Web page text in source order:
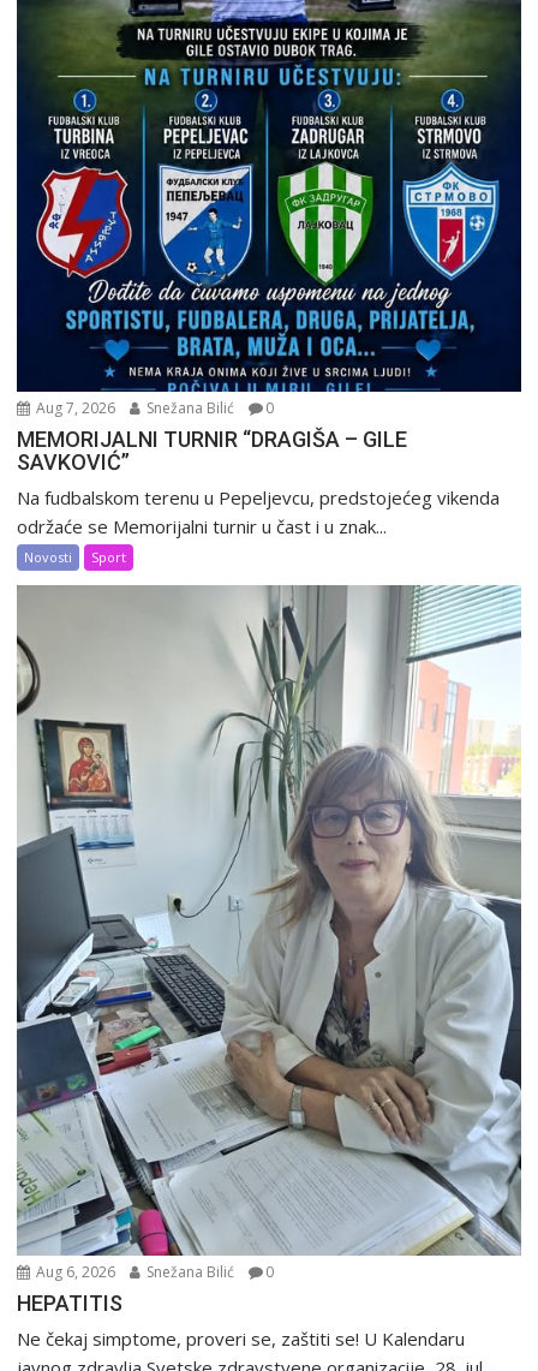
Aug 7, 2026 Snežana Bilić 0
MEMORIJALNI TURNIR “DRAGIŠA – GILE
SAVKOVIĆ”
Na fudbalskom terenu u Pepeljevcu, predstojećeg vikenda
održaće se Memorijalni turnir u čast i u znak...
Novosti Sport
Aug 6, 2026 Snežana Bilić 0
HEPATITIS
Ne čekaj simptome, proveri se, zaštiti se! U Kalendaru